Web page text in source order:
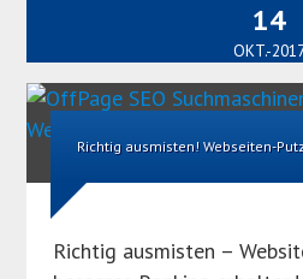
14
OKT.-
Richtig ausmisten! Webseiten-
Richtig ausmisten –